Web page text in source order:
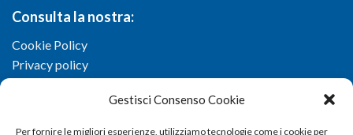
Gestisci Consenso Cookie
Per fornire le migliori esperienze, utilizziamo tecnologie come i cookie per
Consulta la nostra:
Cookie Policy
Privacy policy